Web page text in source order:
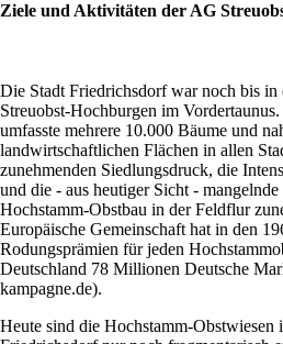
Ziele und Aktivitäten der AG
Die Stadt Friedrichsdorf war noch bis in
Streuobst-Hochburgen im
umfasste mehrere 10.000 Bäume und
landwirtschaftlichen Flächen in allen
zunehmenden Siedlungsdruck, die
und die - aus heutiger Sicht -
Hochstamm-Obstbau in der Feldflur
Europäische Gemeinschaft hat in den
Rodungsprämien für jeden
Deutschland 78 Millionen Deutsche
kampagne.de).
Heute sind die Hochstamm-Obstwiesen